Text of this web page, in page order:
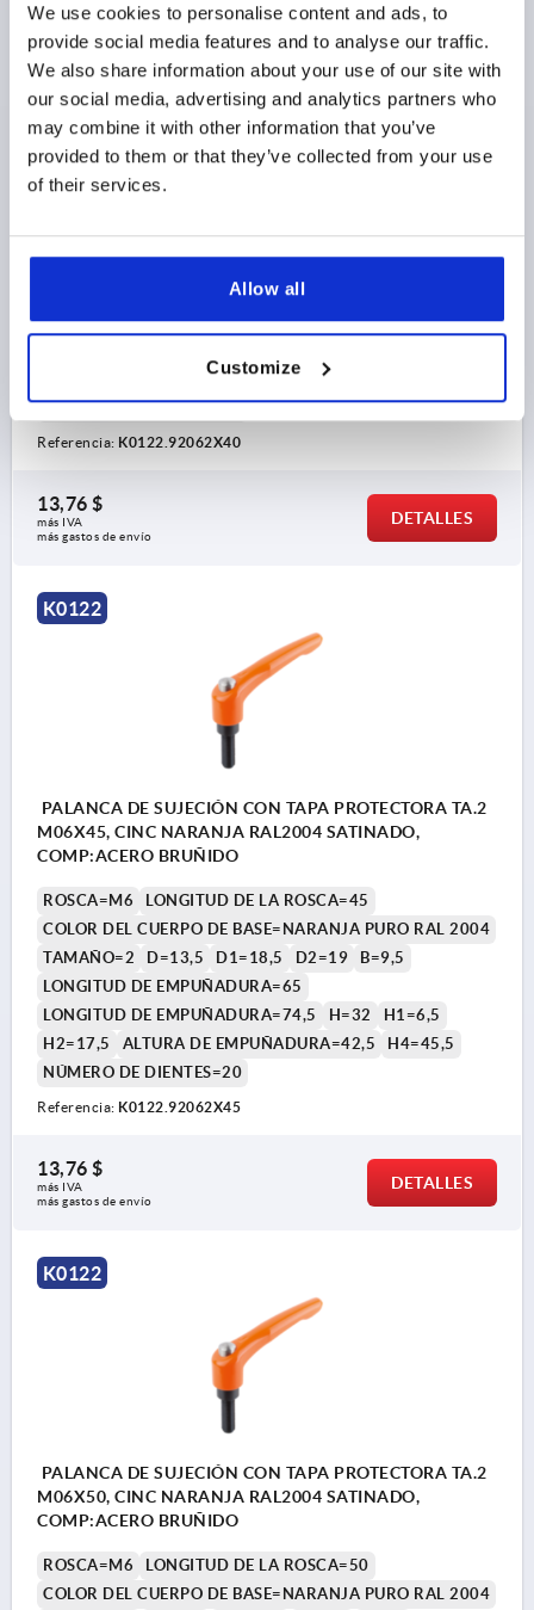
We use cookies to personalise content and ads, to
provide social media features and to analyse our traffic.
We also share information about your use of our site with
our social media, advertising and analytics partners who
may combine it with other information that you’ve
provided to them or that they’ve collected from your use
of their services.
Allow all
Customize
PALANCA DE SUJECIÓN CON TAPA PROTECTORA TA.2
M06X40, CINC NARANJA RAL2004 SATINADO,
COMP:ACERO BRUÑIDO
ROSCA=M6
LONGITUD DE LA ROSCA=40
D1=18,5 D2=19
LONGITUD DE EMPUÑADURA=65
ALTURA DE EMPUÑADURA=42,5
NÚMERO DE DIENTES=20
Referencia: K0122.92062X40
13,76 $
más IVA
más gastos de envío
DETALLES
K0122
PALANCA DE SUJECIÓN CON TAPA PROTECTORA TA.2
M06X45, CINC NARANJA RAL2004 SATINADO,
COMP:ACERO BRUÑIDO
ROSCA=M6
LONGITUD DE LA ROSCA=45
COLOR DEL CUERPO DE BASE=NARANJA PURO RAL 2004
TAMAÑO=2
D=13,5 D1=18,5 D2=19
B=9,5
LONGITUD DE EMPUÑADURA=65
LONGITUD DE EMPUÑADURA=74,5
H=32
H1=6,5
H2=17,5
ALTURA DE EMPUÑADURA=42,5
H4=45,5
NÚMERO DE DIENTES=20
Referencia: K0122.92062X45
13,76 $
más IVA
más gastos de envío
DETALLES
K0122
PALANCA DE SUJECIÓN CON TAPA PROTECTORA TA.2
M06X50, CINC NARANJA RAL2004 SATINADO,
COMP:ACERO BRUÑIDO
ROSCA=M6
LONGITUD DE LA ROSCA=50
COLOR DEL CUERPO DE BASE=NARANJA PURO RAL 2004